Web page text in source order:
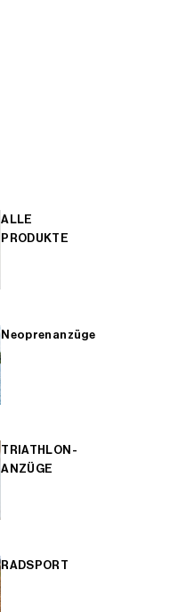
ALLE
PRODUKTE
Neoprenanzüge
TRIATHLON-
ANZÜGE
RADSPORT